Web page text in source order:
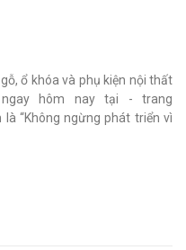
ổ khóa và phụ kiện nội thất
hôm nay tại - trang
“Không ngừng phát triển vì